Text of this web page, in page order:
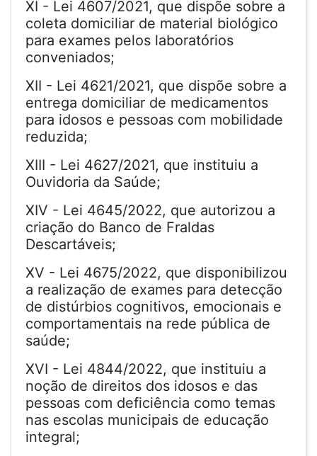
XI - Lei 4607/2021, que dispõe sobre a
coleta domiciliar de material biológico
para exames pelos laboratórios
conveniados;
XII - Lei 4621/2021, que dispõe sobre a
entrega domiciliar de medicamentos
para idosos e pessoas com mobilidade
reduzida;
XIII - Lei 4627/2021, que instituiu a
Ouvidoria da Saúde;
XIV - Lei 4645/2022, que autorizou a
criação do Banco de Fraldas
Descartáveis;
XV - Lei 4675/2022, que disponibilizou
a realização de exames para detecção
de distúrbios cognitivos, emocionais e
comportamentais na rede pública de
saúde;
XVI - Lei 4844/2022, que instituiu a
noção de direitos dos idosos e das
pessoas com deficiência como temas
nas escolas municipais de educação
integral;